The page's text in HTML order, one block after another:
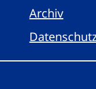
Archiv